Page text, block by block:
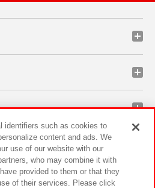
identifiers such as cookies to
content and ads. We
use of our website with our
who may combine it with
provided to them or that they
of their services. Please click